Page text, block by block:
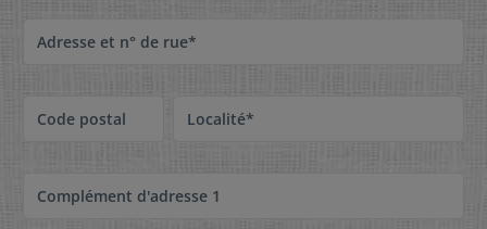
Adresse et n° de rue*
Code postal Localité*
Complément d'adresse 1